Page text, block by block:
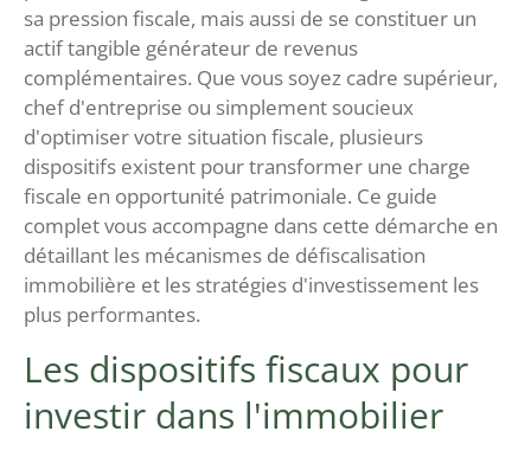
sa pression fiscale, mais aussi de se constituer un
actif tangible générateur de revenus
complémentaires. Que vous soyez cadre supérieur,
chef d'entreprise ou simplement soucieux
d'optimiser votre situation fiscale, plusieurs
dispositifs existent pour transformer une charge
fiscale en opportunité patrimoniale. Ce guide
complet vous accompagne dans cette démarche en
détaillant les mécanismes de défiscalisation
immobilière et les stratégies d'investissement les
plus performantes.
Les dispositifs fiscaux pour
investir dans l'immobilier